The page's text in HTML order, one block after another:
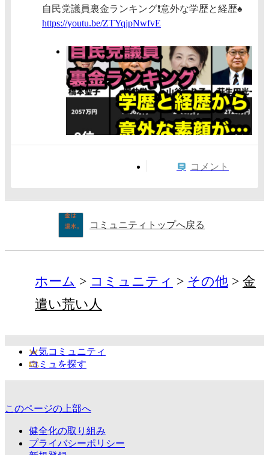
自民党議員裏金ランキング❗️意外な学歴と経歴♠️
https://youtu.be/ZTYqjpNwfvE
コメント
コミュニティトップへ戻る
ホーム コミュニティ その他
金
遣い荒い人
人気コミュニティ
コミュを探す
このページの上部へ
健全化の取り組み
プライバシーポリシー